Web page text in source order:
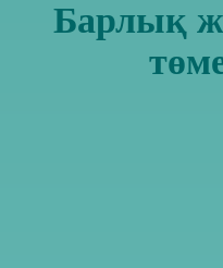
Барлық